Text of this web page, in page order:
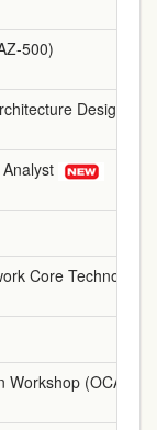
500)
Design
Core
(OCA)